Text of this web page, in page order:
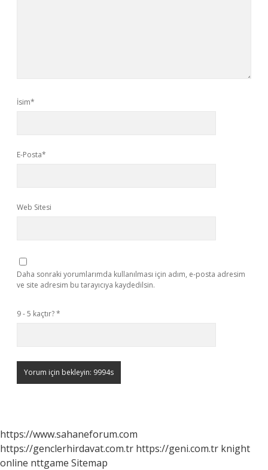
İsim*
E-Posta*
Web Sitesi
Daha sonraki yorumlarımda kullanılması için adım, e-posta adresim
ve site adresim bu tarayıcıya kaydedilsin.
9 - 5 kaçtır?*
https://www.sahaneforum.com
https://genclerhirdavat.com.tr https://geni.com.tr knight
online nttgame Sitemap